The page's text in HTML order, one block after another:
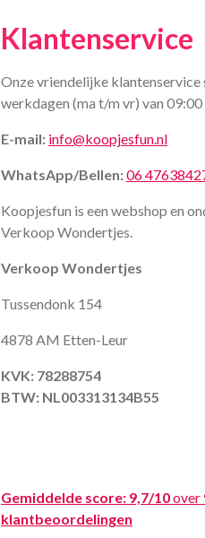
Klantenservice
Onze vriendelijke klantenservice
werkdagen (ma t/m vr) van
E-mail: info@koopjesfun.nl
WhatsApp/Bellen:06
Koopjesfun is een webshop en
Verkoop Wondertjes.
Verkoop Wondertjes
Tussendonk 154
4878 AM Etten-Leur
KVK: 78288754
BTW: NL003313134B55
Gemiddelde score: 9,7/10over
klantbeoordelingen